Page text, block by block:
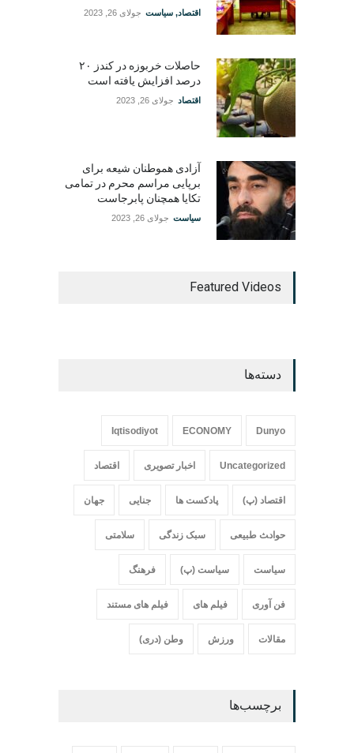
اقتصاد, سیاست جولای 26, 2023
حاصلات خربوزه در کندز ۲۰
درصد افزایش یافته است
اقتصاد جولای 26, 2023
آزادی هموطنان شیعه برای
برپایی مراسم محرم در تمامی
تکایا همچنان پابرجاست
سیاست جولای 26, 2023
Featured Videos
دسته‌ها
Dunyo
ECONOMY
Iqtisodiyot
Uncategorized اخبار تصویری اقتصاد
اقتصاد (پ) پادکست ها جنایی جهان
حواد‍‍‍ث طبیعی سبک زندگی سلامتی
سیاست سیاست (پ) فرهنگ
فن آوری فیلم های فیلم های مستند
مقالات ورزش وطن (دری)
برچسب‌ها